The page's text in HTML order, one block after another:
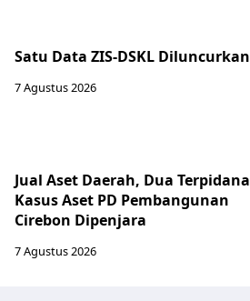
Satu Data ZIS-DSKL Diluncurkan
7 Agustus 2026
Jual Aset Daerah, Dua Terpidana
Kasus Aset PD Pembangunan
Cirebon Dipenjara
7 Agustus 2026